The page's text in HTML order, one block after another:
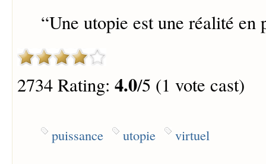
“Une utopie est une réalité en
2734 Rating: 4.0/5 (1 vote cast)
puissance utopie virtuel